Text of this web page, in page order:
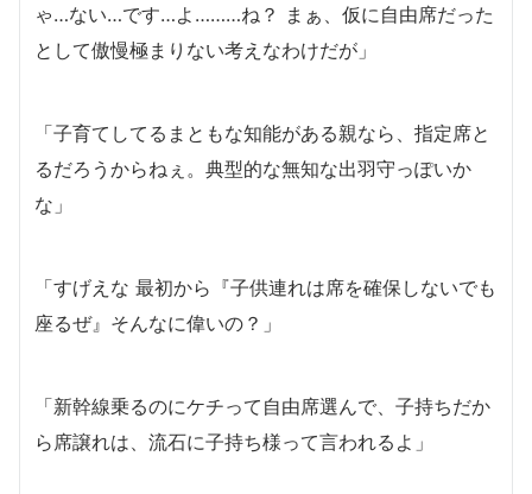
ゃ…ない…です…よ………ね？ まぁ、仮に自由席だった
として傲慢極まりない考えなわけだが」
「子育てしてるまともな知能がある親なら、指定席と
るだろうからねぇ。典型的な無知な出羽守っぽいか
な」
「すげえな 最初から『子供連れは席を確保しないでも
座るぜ』そんなに偉いの？」
「新幹線乗るのにケチって自由席選んで、子持ちだか
ら席譲れは、流石に子持ち様って言われるよ」